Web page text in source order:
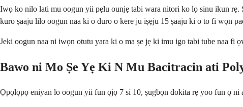
Iwọ ko nilo lati mu oogun yii pẹlu ounjẹ tabi wara nitori ko lọ sinu ikun
kuro ṣaaju lilo oogun naa ki o duro o kere ju iṣẹju 15 ṣaaju ki o to fi wọn
Jeki oogun naa ni iwọn otutu yara ki o ma ṣe jẹ ki imu igo tabi tube naa fi
Bawo ni Mo Ṣe Yẹ Ki N Mu Bacitracin ati
Ọpọlọpọ eniyan lo oogun yii fun ọjọ 7 si 10, ṣugbọn dokita rẹ yoo fun ọ ni